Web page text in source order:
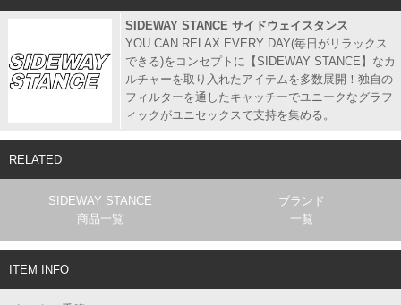
SIDEWAY STANCE サイドウェイスタンス
YOU CAN RELAX EVERY DAY(毎日がリラックス
できる)をコンセプトに【SIDEWAY STANCE】なカ
ルチャーを取り入れたアイテムを多数展開！独自の
フィルターを通したキャッチーでユニークなグラフ
ィックがユニセックスで支持を集める。
RELATED
SIDEWAY STANCE
商品一覧
ブランド
一覧
ITEM INFO